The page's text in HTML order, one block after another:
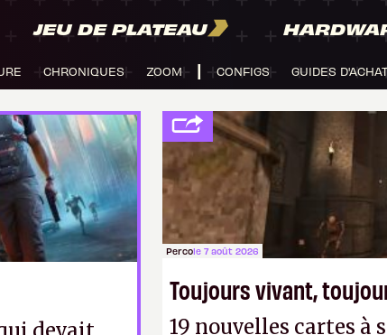
JEU DE PLATEAU
CHRONIQUES ZOOM CONFIGS GUIDES D'ACHAT
Percole 7 août 2026
Toujours vivant,
19 nouvelles cartes à